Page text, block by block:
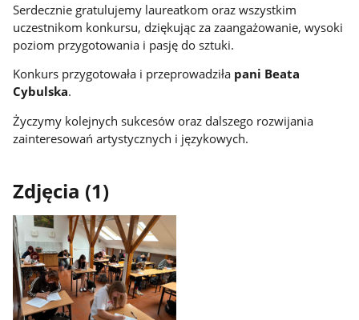
Serdecznie gratulujemy laureatkom oraz wszystkim
uczestnikom konkursu, dziękując za zaangażowanie, wysoki
poziom przygotowania i pasję do sztuki.
Konkurs przygotowała i przeprowadziła pani Beata
Cybulska.
Życzymy kolejnych sukcesów oraz dalszego rozwijania
zainteresowań artystycznych i językowych.
Zdjęcia (1)